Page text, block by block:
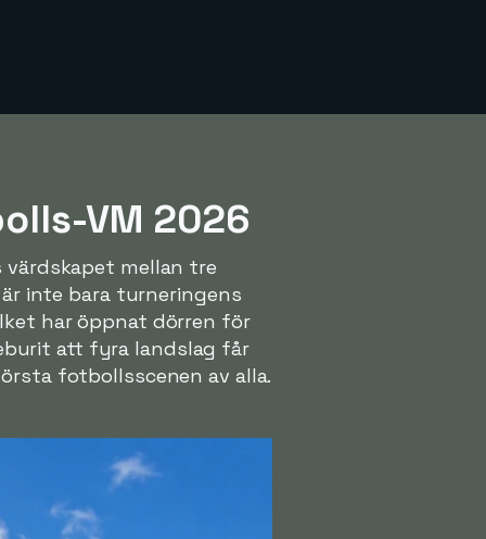
VM 2026
mellan tre
inte bara turneringens
har öppnat dörren för
att fyra landslag får
fotbollsscenen av alla.